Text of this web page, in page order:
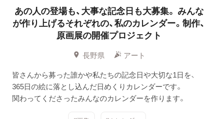
あの人の登場も、大事な記念日も大募集。 みんな
が作り上げるそれぞれの、私のカレンダー。制作、
原画展の開催プロジェクト
長野県
アート
皆さんから募った誰かや私たちの記念日や大切な1日を、
365日の絵に落とし込んだ日めくりカレンダーです。
関わってくださったみんなのカレンダーを作ります。